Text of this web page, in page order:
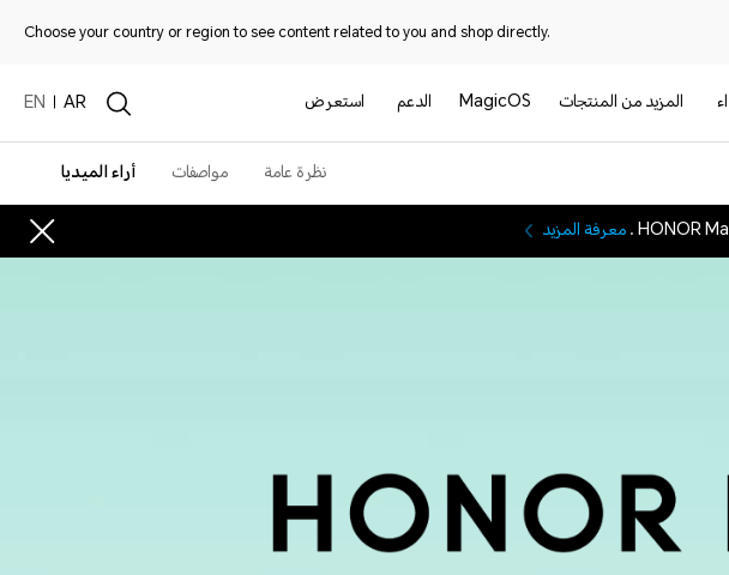
Choose your country or region to see content related to you and shop directly.
المزيد من المنتجات MagicOS الدعم استعرض AR
EN
نظرة عامة مواصفات
أراء الميديا
معرفة المزيد